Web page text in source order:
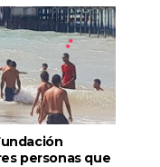
personas que